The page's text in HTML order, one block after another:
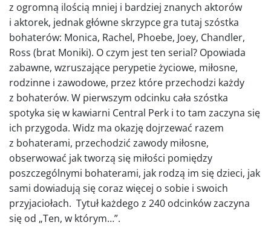
z ogromną ilością mniej i bardziej znanych aktorów
i aktorek, jednak główne skrzypce gra tutaj szóstka
bohaterów: Monica, Rachel, Phoebe, Joey, Chandler,
Ross (brat Moniki). O czym jest ten serial? Opowiada
zabawne, wzruszające perypetie życiowe, miłosne,
rodzinne i zawodowe, przez które przechodzi każdy
z bohaterów. W pierwszym odcinku cała szóstka
spotyka się w kawiarni Central Perk i to tam zaczyna się
ich przygoda. Widz ma okazję dojrzewać razem
z bohaterami, przechodzić zawody miłosne,
obserwować jak tworzą się miłości pomiędzy
poszczególnymi bohaterami, jak rodzą im się dzieci, jak
sami dowiadują się coraz więcej o sobie i swoich
przyjaciołach. Tytuł każdego z 240 odcinków zaczyna
się od „Ten, w którym…”.